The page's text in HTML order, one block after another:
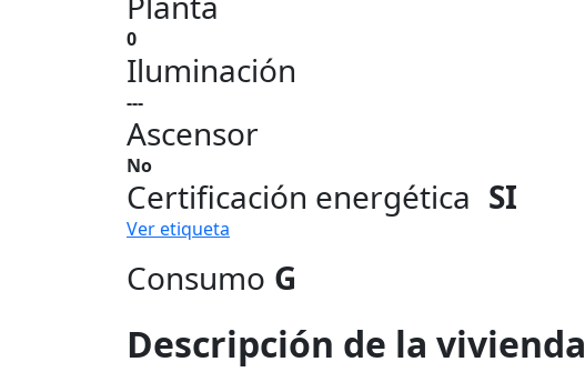
0
Iluminación
---
Ascensor
No
Certificación energética SI
Ver etiqueta
Consumo G
Descripción de la vivienda